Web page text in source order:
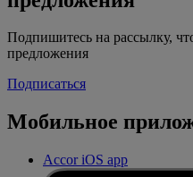
Подпишитесь на рассылку,
предложения
Подписаться
Мобильное
Accor iOS app